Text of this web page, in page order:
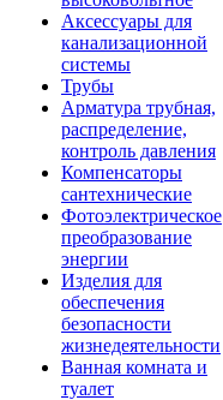
Аксессуары для
канализационной
системы
Трубы
Арматура трубная,
распределение,
контроль давления
Компенсаторы
сантехнические
Фотоэлектрическое
преобразование
энергии
Изделия для
обеспечения
безопасности
жизнедеятельности
Ванная комната и
туалет